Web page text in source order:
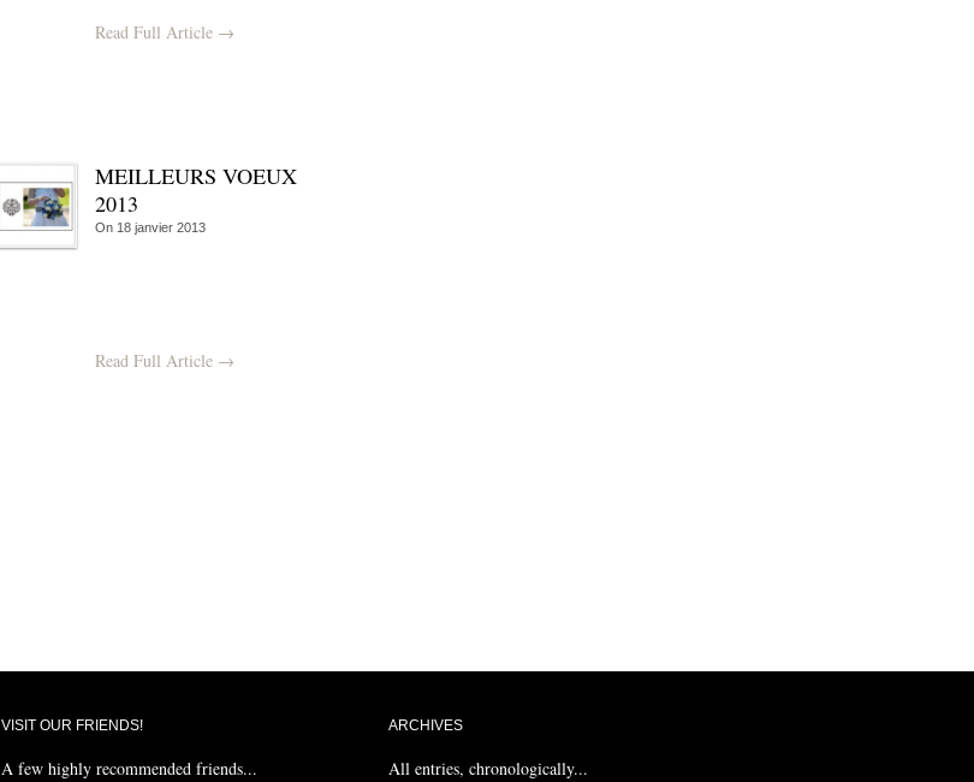
Read Full Article →
MEILLEURS VOEUX
2013
On 18 janvier 2013
Read Full Article →
VISIT OUR FRIENDS!
A few highly recommended friends...
ARCHIVES
All entries, chronologically...